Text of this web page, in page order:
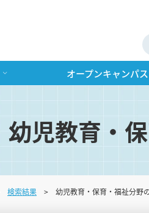
オープンキャンパ
幼児教育・
検索結果 幼児教育・保育・福祉分野